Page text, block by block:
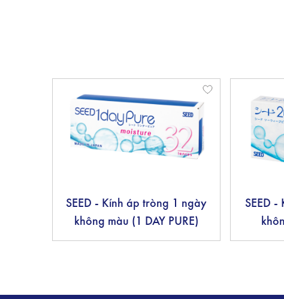
SEED - Kính áp tròng 1 ngày
không màu (1 DAY PURE)
SEED -